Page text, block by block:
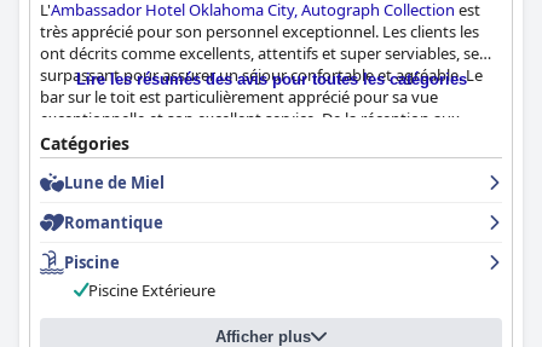
L'Ambassador Hotel Oklahoma City, Autograph Collection est
très apprécié pour son personnel exceptionnel. Les clients les
ont décrits comme excellents, attentifs et super serviables, se
surpassant pour assurer un séjour confortable et agréable. Le
bar sur le toit est particulièrement apprécié pour sa vue
exceptionnelle et son excellent service. De la réception aux
bagagistes, le personnel est efficace et amical, veillant à ce que
les clients se sentent bien accueillis tout au long de leur séjour.
Dans l'ensemble, l'Ambassador Hotel Oklahoma City est un
exceptionnel.
Lire les résumés des avis pour toutes les catégories
Catégories
Lune de Miel
Romantique
Piscine
Piscine Extérieure
Afficher plus